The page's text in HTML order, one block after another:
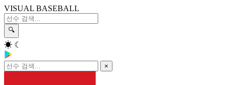
VISUAL BASEBALL
🔍
☀ ☾
×